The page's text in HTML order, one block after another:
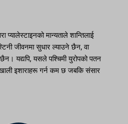
प्यालेस्टाइनको मान्यताले शान्तिलाई
जीवनमा सुधार ल्याउने छैन, वा
छैन। यद्यपि, यसले पश्चिमी युरोपको पतन
खाली इशाराहरू गर्न कम छ जबकि संसार